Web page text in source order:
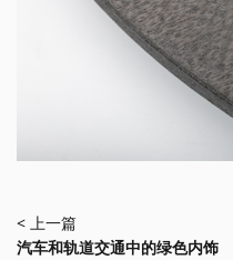
< 上一篇
汽车和轨道交通中的绿色内饰